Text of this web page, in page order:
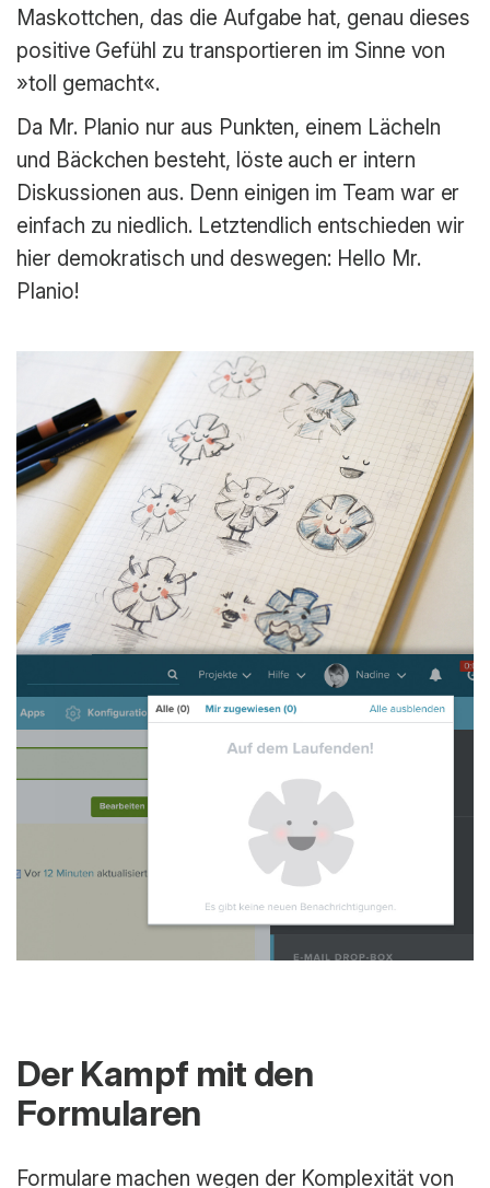
Maskottchen, das die Aufgabe hat, genau dieses
positive Gefühl zu transportieren im Sinne von
»toll gemacht«.
Da Mr. Planio nur aus Punkten, einem Lächeln
und Bäckchen besteht, löste auch er intern
Diskussionen aus. Denn einigen im Team war er
einfach zu niedlich. Letztendlich entschieden wir
hier demokratisch und deswegen: Hello Mr.
Planio!
Der Kampf mit den
Formularen
Formulare machen wegen der Komplexität von